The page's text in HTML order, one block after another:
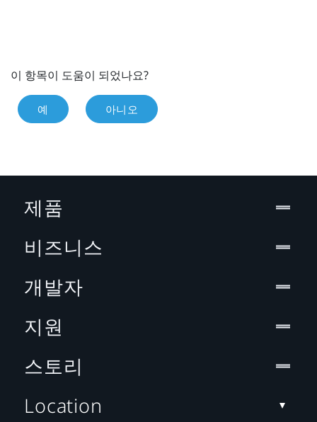
이 항목이 도움이 되었나요?
예 아니오
제품
비즈니스
개발자
지원
스토리
Location